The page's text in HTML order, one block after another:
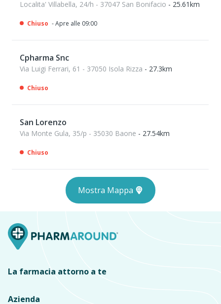
Localita' Villabella, 24/h - 37047 San Bonifacio - 25.61km
Chiuso - Apre alle 09:00
Cpharma Snc
Via Luigi Ferrari, 61 - 37050 Isola Rizza - 27.3km
Chiuso
San Lorenzo
Via Monte Gula, 35/p - 35030 Baone - 27.54km
Chiuso
Mostra Mappa
La farmacia attorno a te
Azienda